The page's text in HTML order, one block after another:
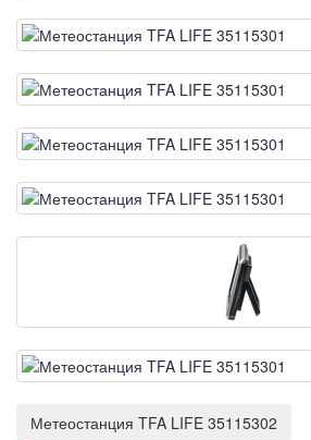
Метеостанция TFA LIFE 35115302